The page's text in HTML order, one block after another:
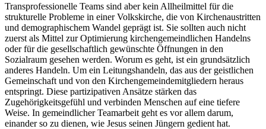
Transprofessionelle Teams sind aber kein Allheilmittel für die
strukturelle Probleme in einer Volkskirche, die von Kirchenaustritten
und demographischem Wandel geprägt ist. Sie sollten auch nicht
zuerst als Mittel zur Optimierung kirchengemeindlichen Handelns
oder für die gesellschaftlich gewünschte Öffnungen in den
Sozialraum gesehen werden. Worum es geht, ist ein grundsätzlich
anderes Handeln. Um ein Leitungshandeln, das aus der geistlichen
Gemeinschaft und von den Kirchengemeindemitgliedern heraus
entspringt. Diese partizipativen Ansätze stärken das
Zugehörigkeitsgefühl und verbinden Menschen auf eine tiefere
Weise. In gemeindlicher Teamarbeit geht es vor allem darum,
einander so zu dienen, wie Jesus seinen Jüngern gedient hat.